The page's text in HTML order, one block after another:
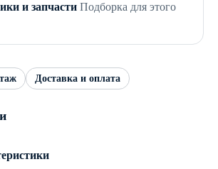
и запчасти Подборка для этого
Доставка и оплата